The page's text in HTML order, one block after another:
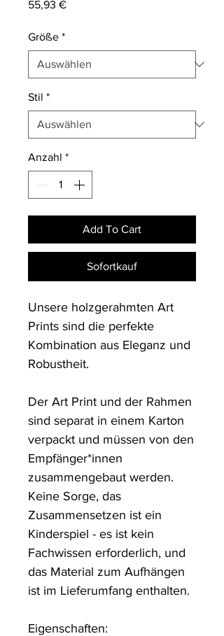
55,93 €Preis
Größe *
Stil *
Anzahl *
Add To Cart
Sofortkauf
Unsere holzgerahmten Art
Prints sind die perfekte
Kombination aus Eleganz und
Robustheit.
Der Art Print und der Rahmen
sind separat in einem Karton
verpackt und müssen von den
Empfänger*innen
zusammengebaut werden.
Keine Sorge, das
Zusammensetzen ist ein
Kinderspiel - es ist kein
Fachwissen erforderlich, und
das Material zum Aufhängen
ist im Lieferumfang enthalten.
Eigenschaften: